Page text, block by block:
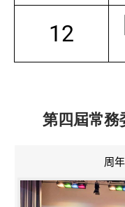
12
第四屆常
周